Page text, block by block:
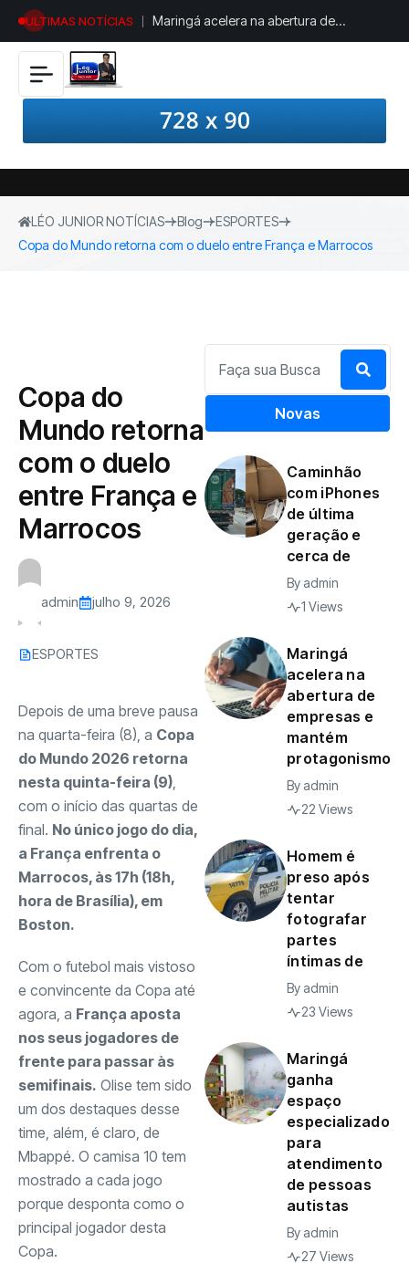
ULTIMAS NOTÍCIAS
Maringá acelera na abertura de
empresas e mantém protagonismo no
LÉO JUNIOR NOTÍCIAS Blog
ESPORTES
Copa do Mundo retorna com o duelo entre França e Marrocos
Copa do
Mundo retorna
com o duelo
entre França e
Marrocos
admin julho 9, 2026
ESPORTES
Depois de uma breve pausa
na quarta-feira (8), a Copa
do Mundo 2026 retorna
nesta quinta-feira (9),
com o início das quartas de
final. No único jogo do dia,
a França enfrenta o
Marrocos, às 17h (18h,
hora de Brasília), em
Boston.
Com o futebol mais vistoso
e convincente da Copa até
agora, a França aposta
nos seus jogadores de
frente para passar às
semifinais. Olise tem sido
um dos destaques desse
time, além, é claro, de
Mbappé. O camisa 10 tem
mostrado a cada jogo
porque desponta como o
principal jogador desta
Copa.
Novas
Caminhão
com iPhones
de última
geração e
cerca de
By admin
1 Views
Maringá
acelera na
abertura de
empresas e
mantém
protagonismo
By admin
22 Views
Homem é
preso após
tentar
fotografar
partes
íntimas de
By admin
23 Views
Maringá
ganha
espaço
especializado
para
atendimento
de pessoas
autistas
By admin
27 Views